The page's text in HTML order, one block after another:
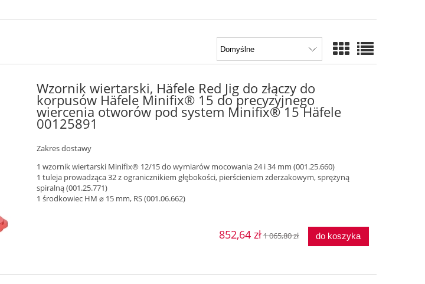
Wzornik wiertarski, Häfele Red Jig do złączy do
korpusów Häfele Minifix® 15 do precyzyjnego
wiercenia otworów pod system Minifix® 15 Häfele
00125891
Zakres dostawy
1 wzornik wiertarski Minifix® 12/15 do wymiarów mocowania 24 i 34 mm (001.25.660)
1 tuleja prowadząca 32 z ogranicznikiem głębokości, pierścieniem zderzakowym, sprężyną
spiralną (001.25.771)
1 środkowiec HM ⌀ 15 mm, RS (001.06.662)
852,64 zł1 065,80 zł do koszyka